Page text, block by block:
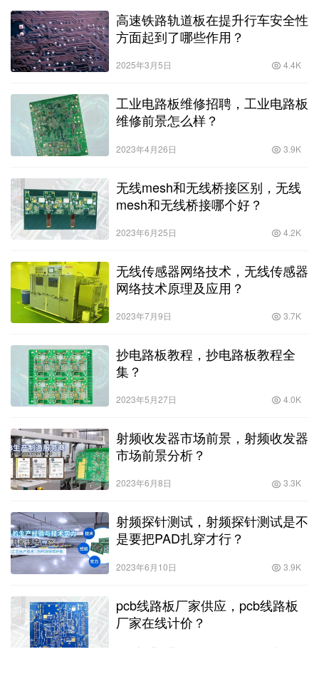
高速铁路轨道板在提升行车安全性
方面起到了哪些作用？
2025年3月5日 4.4K
工业电路板维修招聘，工业电路板
维修前景怎么样？
2023年4月26日 3.9K
无线mesh和无线桥接区别，无线
mesh和无线桥接哪个好？
2023年6月25日 4.2K
无线传感器网络技术，无线传感器
网络技术原理及应用？
2023年7月9日 3.7K
抄电路板教程，抄电路板教程全
集？
2023年5月27日 4.0K
射频收发器市场前景，射频收发器
市场前景分析？
2023年6月8日 3.3K
射频探针测试，射频探针测试是不
是要把PAD扎穿才行？
2023年6月10日 3.9K
pcb线路板厂家供应，pcb线路板
厂家在线计价？
2023年4月18日